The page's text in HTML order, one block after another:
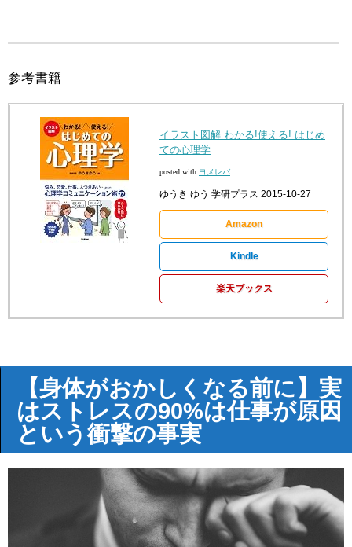
参考書籍
イラスト図解 わかる!使える! はじめ
ての心理学
posted with ヨメレバ
ゆうき ゆう 学研プラス 2015-10-27
Amazon
Kindle
楽天ブックス
【身体がおかしくなる前に】実
はストレスの90%は仕事が原因
という衝撃の事実